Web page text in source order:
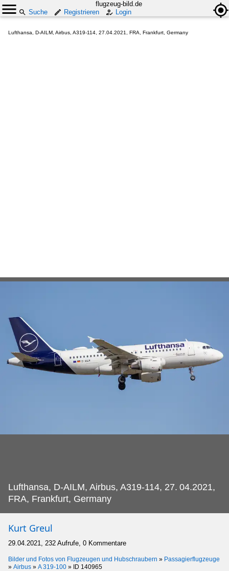
flugzeug-bild.de
Suche
Registrieren Login
Lufthansa, D-AILM, Airbus, A319-114, 27.04.2021, FRA, Frankfurt, Germany
Lufthansa, D-AILM, Airbus, A319-114, 27. 04.2021,
FRA, Frankfurt, Germany
Kurt Greul
29.04.2021, 232 Aufrufe, 0 Kommentare
Bilder und Fotos von Flugzeugen und Hubschraubern » Passagierflugzeuge
» Airbus » A 319-100 » ID 140965